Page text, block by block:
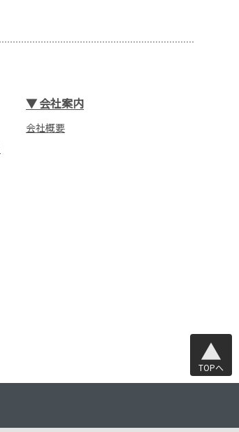
▼会社案内
会社概要
TOPへ